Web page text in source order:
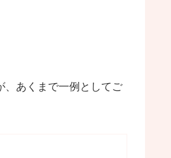
、あくまで一例としてご